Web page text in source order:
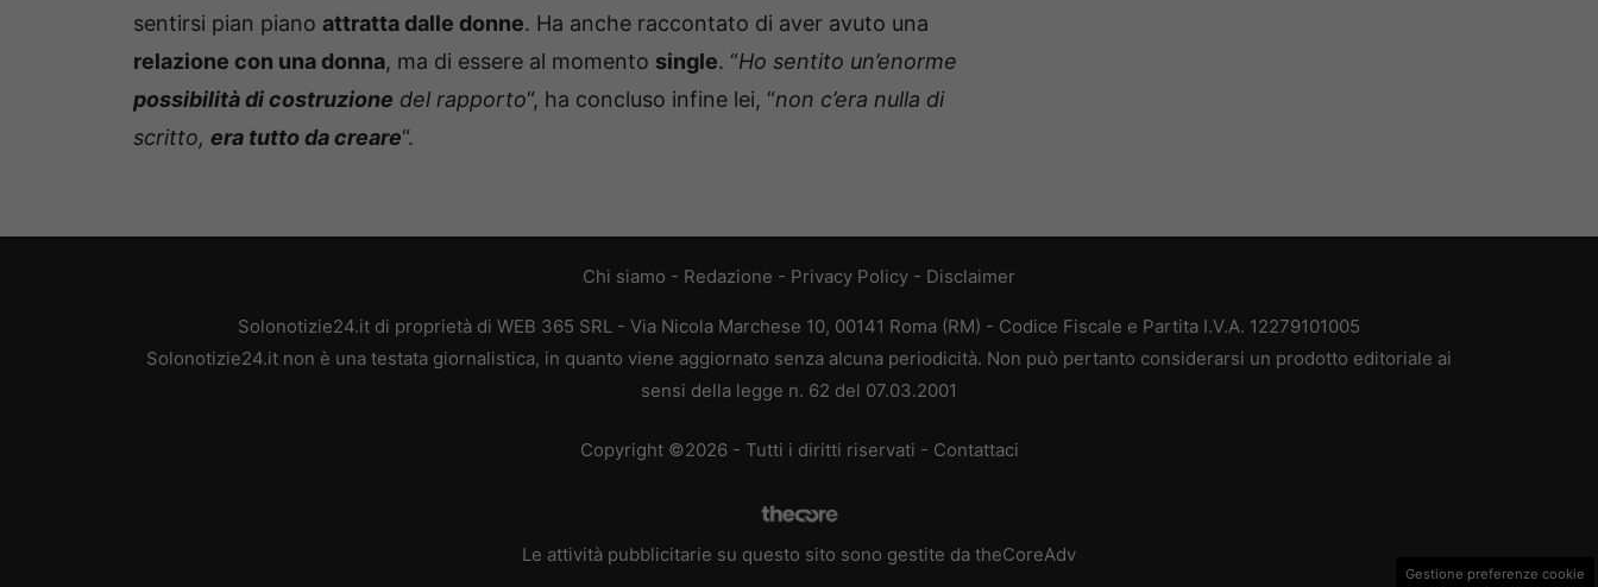
sentirsi pian piano attratta dalle donne. Ha anche raccontato di aver avuto una
relazione con una donna, ma di essere al momento single. “Ho sentito un’enorme
possibilità di costruzione del rapporto“, ha concluso infine lei, “non c’era nulla di
scritto, era tutto da creare“.
Chi siamo - Redazione - Privacy Policy - Disclaimer
Solonotizie24.it di proprietà di WEB 365 SRL - Via Nicola Marchese 10, 00141 Roma (RM) - Codice Fiscale e Partita I.V.A. 12279101005
Solonotizie24.it non è una testata giornalistica, in quanto viene aggiornato senza alcuna periodicità. Non può pertanto considerarsi un prodotto editoriale ai
sensi della legge n. 62 del 07.03.2001
Copyright ©2026 - Tutti i diritti riservati - Contattaci
Le attività pubblicitarie su questo sito sono gestite da theCoreAdv
Gestione preferenze cookie